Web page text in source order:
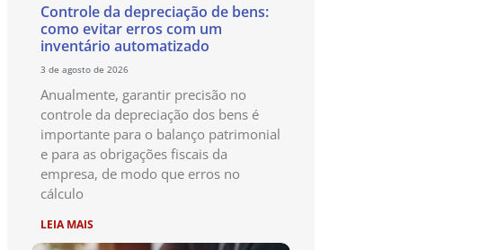
Controle da depreciação de bens:
como evitar erros com um
inventário automatizado
3 de agosto de 2026
Anualmente, garantir precisão no
controle da depreciação dos bens é
importante para o balanço patrimonial
e para as obrigações fiscais da
empresa, de modo que erros no
cálculo
LEIA MAIS